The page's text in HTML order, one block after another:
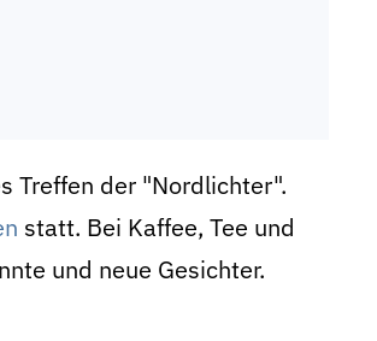
Treffen der "Nordlichter".
statt. Bei Kaffee, Tee und
und neue Gesichter.